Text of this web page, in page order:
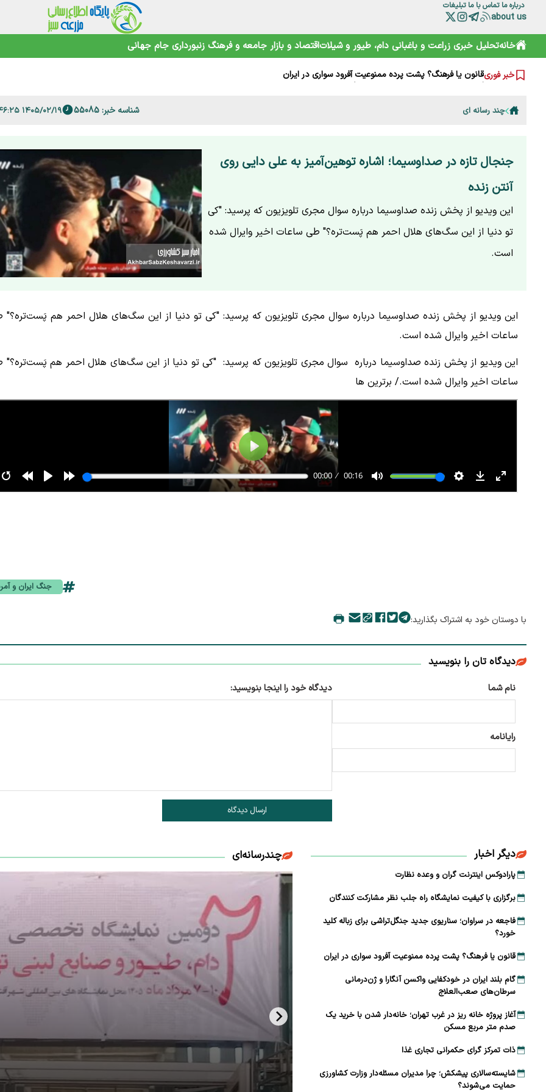
درباره ما تماس با ما تبلیغات
about us
خانهتحلیل خبری زراعت و باغبانی دام، طیور و شیلاتاقتصاد و بازار جامعه و فرهنگ زنبورداری جام جهانی
خبر فوری
پارادوکس اینترنت گران و وعده نظارت
برگزاری با کیفیت نمایشگاه راه جلب نظر مشارکت‌ کنندگان
قانون یا فرهنگ؟ پشت پرده ممنوعیت آفرود سواری در ایران
ذات تمرکز گرای حکمرانی تجاری غذاچند رسانه ای شناسه خبر: 55085 ۱۴۰۵/۰۲/۱۹ ۱۲:۴۶:۲۵
جنجال تازه در صداوسیما؛ اشاره توهین‌آمیز به علی دایی روی
آنتن زنده
این ویدیو از پخش زنده صداوسیما درباره سوال مجری تلویزیون که پرسید: "کی
تو دنیا از این سگ‌های هلال احمر هم پَست‌تره؟" طی ساعات اخیر وایرال شده
است.
این ویدیو از پخش زنده صداوسیما درباره سوال مجری تلویزیون که پرسید: "کی تو دنیا از این سگ‌های هلال احمر هم
ساعات اخیر وایرال شده است.
این ویدیو از پخش زنده صداوسیما درباره سوال مجری تلویزیون که پرسید: "کی تو دنیا از این سگ‌های هلال احمر هم
ساعات اخیر وایرال شده است./ برترین ها
جنگ ایران و
با دوستان خود به اشتراک بگذارید:
دیدگاه تان را بنویسید
نام شما
رایانامه
دیدگاه خود را اینجا بنویسید:
ارسال دیدگاه
دیگر اخبار
پارادوکس اینترنت گران و وعده نظارت
برگزاری با کیفیت نمایشگاه راه جلب نظر مشارکت‌ کنندگان
فاجعه در سراوان؛ سناریوی جدید جنگل‌تراشی برای زباله کلید
خورد؟
قانون یا فرهنگ؟ پشت پرده ممنوعیت آفرود سواری در ایران
گام بلند ایران در خودکفایی واکسن آنگارا و ژن‌درمانی
سرطان‌های صعب‌العلاج
آغاز پروژه خانه ریز در غرب تهران؛ خانه‌دار شدن با خرید یک
صدم متر مربع مسکن
ذات تمرکز گرای حکمرانی تجاری غذا
شایسته‌سالاری پیشکش؛ چرا مدیران مسئله‌دار وزارت کشاورزی
حمایت می‌شوند؟
چندرسانه‌ای